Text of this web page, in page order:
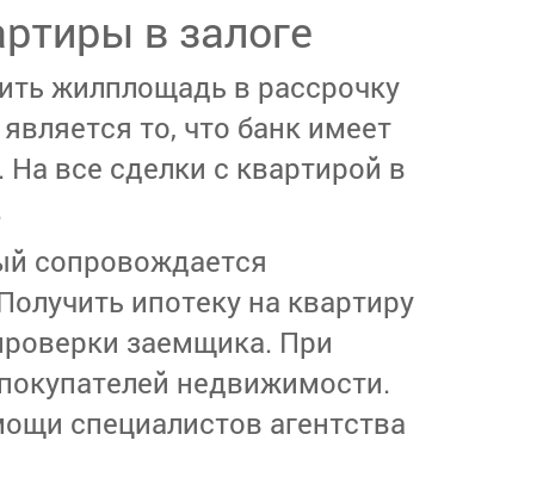
в залоге
жилплощадь в рассрочку
то, что банк имеет
все сделки с квартирой в
сопровождается
ипотеку на квартиру
заемщика. При
недвижимости.
специалистов агентства